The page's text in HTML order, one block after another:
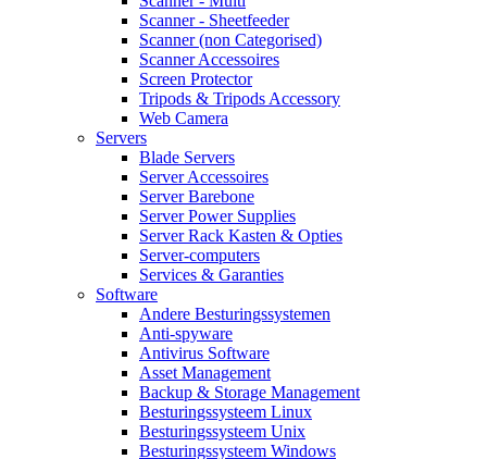
Scanner - Sheetfeeder
Scanner (non Categorised)
Scanner Accessoires
Screen Protector
Tripods & Tripods Accessory
Web Camera
Servers
Blade Servers
Server Accessoires
Server Barebone
Server Power Supplies
Server Rack Kasten & Opties
Server-computers
Services & Garanties
Software
Andere Besturingssystemen
Anti-spyware
Antivirus Software
Asset Management
Backup & Storage Management
Besturingssysteem Linux
Besturingssysteem Unix
Besturingssysteem Windows